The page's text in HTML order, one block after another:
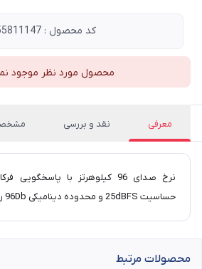
کد محصول : 155811147
محصول مورد نظر موجود
معرفی نقد و بررسی
حساسیت 25dBFS و محدوده دینامیکی 96Db رابط USB-C
محصولات مرتبط